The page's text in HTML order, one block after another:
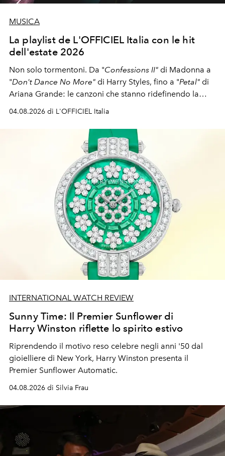
MUSICA
La playlist de L'OFFICIEL Italia con le hit
dell'estate 2026
Non solo tormentoni. Da "Confessions II" di Madonna a
"Don't Dance No More" di Harry Styles, fino a "Petal" di
Ariana Grande: le canzoni che stanno ridefinendo la
04.08.2026 di L'OFFICIEL Italia
INTERNATIONAL WATCH REVIEW
Sunny Time: Il Premier Sunflower di
Harry Winston riflette lo spirito estivo
Riprendendo il motivo reso celebre negli anni '50 dal
gioielliere di New York, Harry Winston presenta il
Premier Sunflower Automatic.
04.08.2026 di Silvia Frau